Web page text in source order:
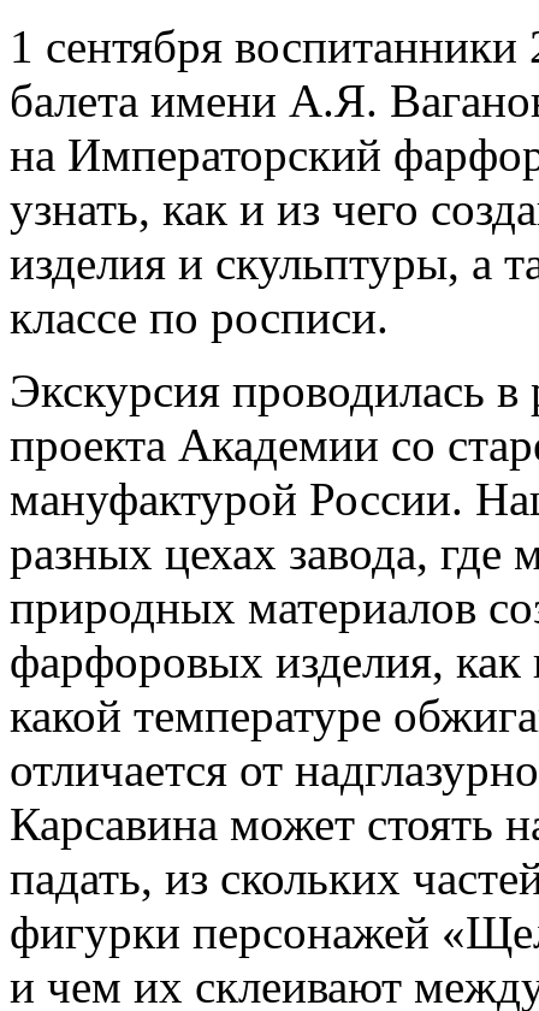
1 сентября
балета имени А.Я.
на Императорский
узнать, как и из чего
изделия и скульптуры, а
классе по росписи.
Экскурсия проводилась в
проекта Академии со
мануфактурой России.
разных цехах завода, где
природных материалов
фарфоровых изделия,
какой температуре
отличается от
Карсавина может стоять
падать, из скольких
фигурки персонажей
и чем их склеивают